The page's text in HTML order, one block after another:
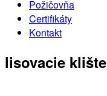
Požičovňa
Certifikáty
Kontakt
lisovacie klište